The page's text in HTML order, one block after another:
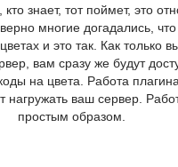
кто знает, тот поймет, это
многие догадались,
и это так. Как только
вам сразу же будут
на цвета. Работа
нагружать ваш сервер.
простым образом.